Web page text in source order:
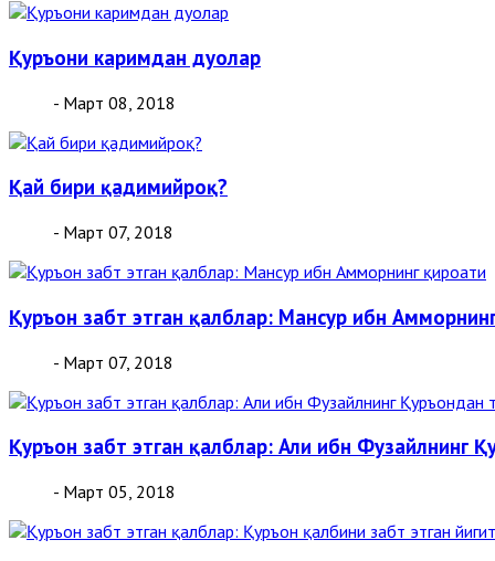
Қуръони каримдан дуолар
- Март 08, 2018
Қай бири қадимийроқ?
- Март 07, 2018
Қуръон забт этган қалблар: Мансур ибн
- Март 07, 2018
Қуръон забт этган қалблар: Али ибн Фузайлнинг
- Март 05, 2018